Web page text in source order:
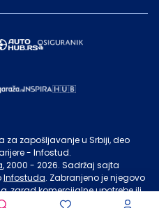
za zapošljavanje u Srbiji, deo
- Infostud.
, 2000 - 2026. Sadržaj sajta
Infostuda. Zabranjeno je njegovo
, zarad komercijalne upotrebe ili
posetilaca sajta.